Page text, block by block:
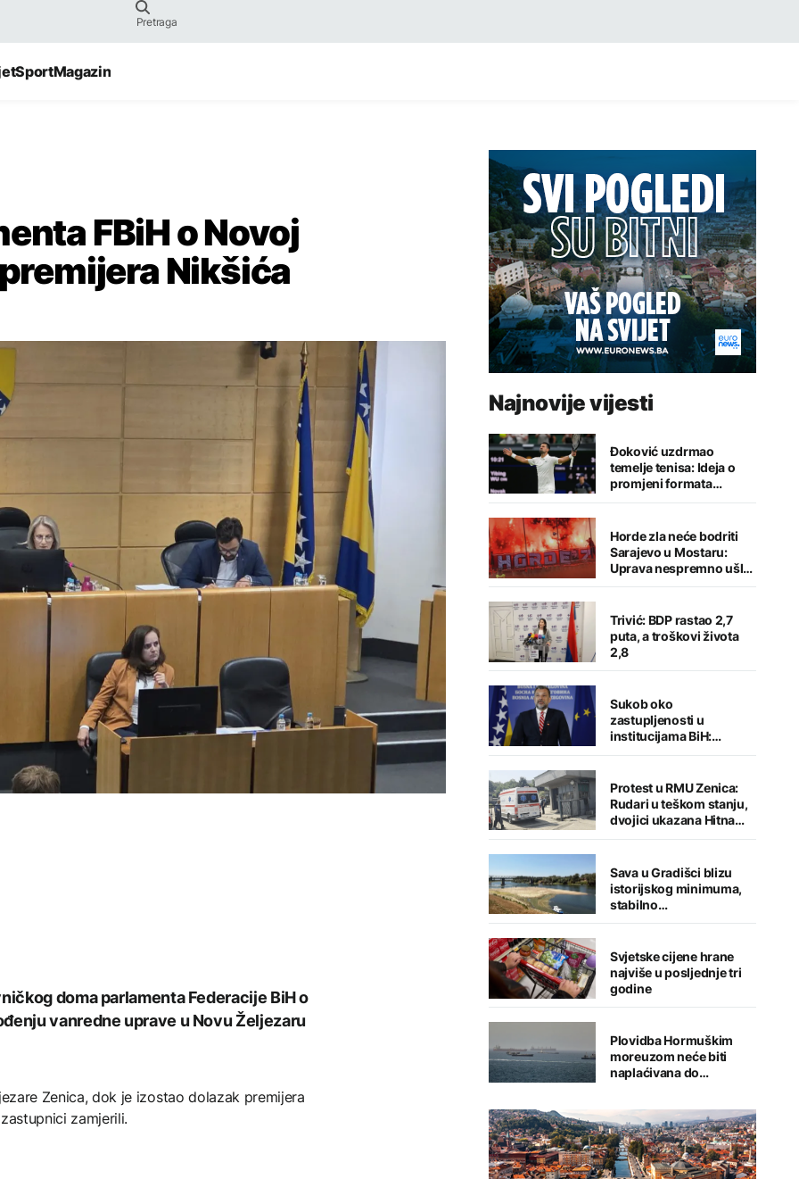
SportMagazin
FBiH o Novoj
Nikšića
doma parlamenta Federacije BiH o
vanredne uprave u Novu Željezaru
Zenica, dok je izostao dolazak premijera
zamjerili.
Najnovije vijesti
Đoković uzdrmao
temelje tenisa: Ideja o
promjeni formata
izazvala buru reakcija
Horde zla neće bodriti
Sarajevo u Mostaru:
Uprava nespremno ušla
u sezonu
Trivić: BDP rastao 2,7
puta, a troškovi života
2,8
Sukob oko
zastupljenosti u
institucijama BiH:
Konaković otvorio
odgovore
Protest u RMU Zenica:
Rudari u teškom stanju,
dvojici ukazana Hitna
medicinska pomoć
Sava u Gradišci blizu
istorijskog minimuma,
stabilno
vodosnabdijevanje
Svjetske cijene hrane
najviše u posljednje tri
godine
Plovidba Hormuškim
moreuzom neće biti
naplaćivana do